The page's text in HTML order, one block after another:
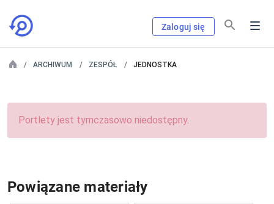
Zaloguj się
ARCHIWUM ZESPÓŁ JEDNOSTKA
Portlety jest tymczasowo niedostępny.
Powiązane materiały